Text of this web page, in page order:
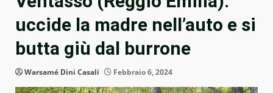
uccide la madre nell’auto e si
butta giù dal burrone
Warsamé Dini Casali Febbraio 6, 2024